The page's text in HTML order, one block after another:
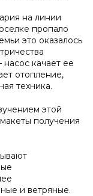
на линии
пропало
это оказалось
качает ее
отопление,
техника.
этой
получения
и ветряные.